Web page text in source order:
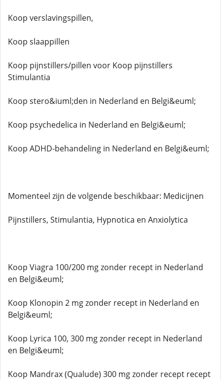
Koop verslavingspillen,
Koop slaappillen
Koop pijnstillers/pillen voor Koop pijnstillers
Stimulantia
Koop stero&iuml;den in Nederland en Belgi&euml;
Koop psychedelica in Nederland en Belgi&euml;
Koop ADHD-behandeling in Nederland en Belgi&euml;
Momenteel zijn de volgende beschikbaar: Medicijnen
Pijnstillers, Stimulantia, Hypnotica en Anxiolytica
Koop Viagra 100/200 mg zonder recept in Nederland
en Belgi&euml;
Koop Klonopin 2 mg zonder recept in Nederland en
Belgi&euml;
Koop Lyrica 100, 300 mg zonder recept in Nederland
en Belgi&euml;
Koop Mandrax (Qualude) 300 mg zonder recept recept